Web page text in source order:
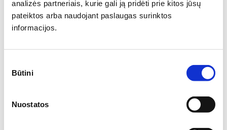
analizės partneriais, kurie gali ją pridėti prie kitos jūsų
pateiktos arba naudojant paslaugas surinktos
informacijos.
pasirinkimas
Būtini
Nuostatos
tik lieka ant paviršiaus, todėl apsauga yra ilgalaikė. Daugelis
konkurentų medieną tik mirko, todėl jų apsauga greičiau
padėsime rasti atsakymus.
Jūsų vardas: